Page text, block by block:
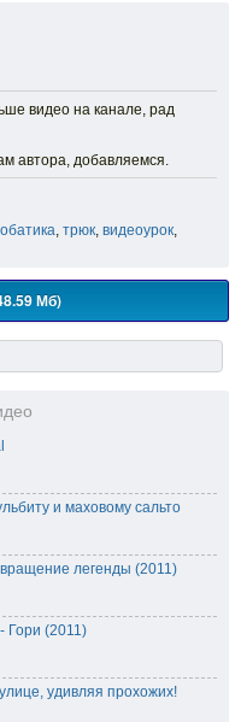
видео на канале, рад
автора, добавляемся.
, трюк, видеоурок,
Мб)
и маховому сальто
легенды (2011)
Гори (2011)
удивляя прохожих!